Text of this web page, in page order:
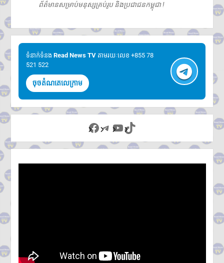
ព័ត៌មានសម្រាប់មនុស្សគ្រប់រូប និងប្រជាជនកម្ពុជា !
ទំនាក់ទំនង​​ Read News TV តាមរយៈលេខ +855 78
521 522
ចុចតំណតេលេក្រាម
Facebook
Telegram
YouTube
TikTok